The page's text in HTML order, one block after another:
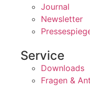
Journal
Newsletter
Service
Downloads
Fragen &